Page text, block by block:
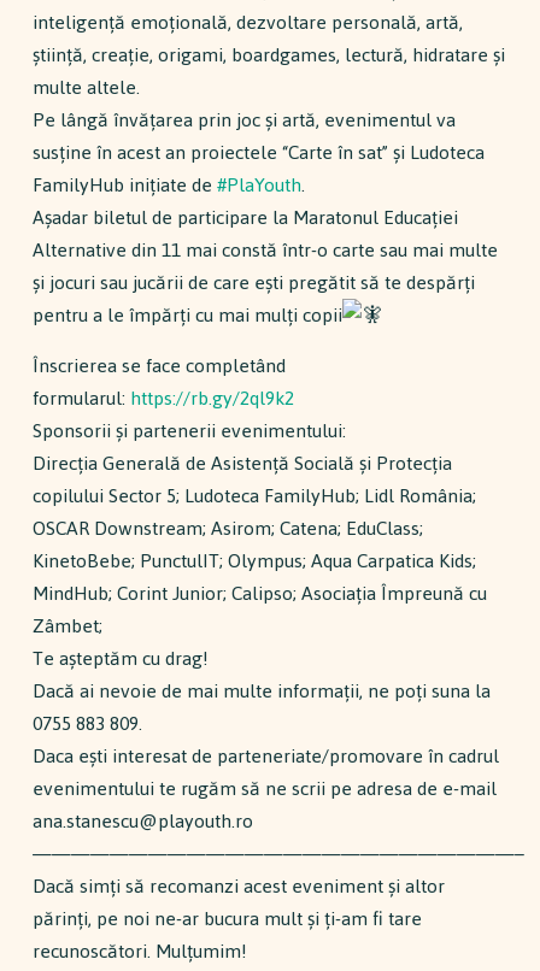
inteligență emoțională, dezvoltare personală, artă,
știință, creație, origami, boardgames, lectură, hidratare și
multe altele.
Pe lângă învățarea prin joc și artă, evenimentul va
susține în acest an proiectele “Carte în sat” și Ludoteca
FamilyHub inițiate de#PlaYouth.
Așadar biletul de participare la Maratonul Educației
Alternative din 11 mai constă într-o carte sau mai multe
și jocuri sau jucării de care ești pregătit să te despărți
pentru a le împărți cu mai mulți copii
Înscrierea se face completând
formularul:https://rb.gy/2ql9k2
Sponsorii și partenerii evenimentului:
Direcția Generală de Asistență Socială și Protecția
copilului Sector 5; Ludoteca FamilyHub; Lidl România;
OSCAR Downstream; Asirom; Catena; EduClass;
KinetoBebe; PunctulIT; Olympus; Aqua Carpatica Kids;
MindHub; Corint Junior; Calipso; Asociația Împreună cu
Zâmbet;
Te așteptăm cu drag!
Dacă ai nevoie de mai multe informații, ne poți suna la
0755 883 809.
Daca ești interesat de parteneriate/promovare în cadrul
evenimentului te rugăm să ne scrii pe adresa de e-mail
ana.stanescu@playouth.ro
—————————————————————————–
Dacă simți să recomanzi acest eveniment și altor
părinți, pe noi ne-ar bucura mult și ți-am fi tare
recunoscători. Mulțumim!